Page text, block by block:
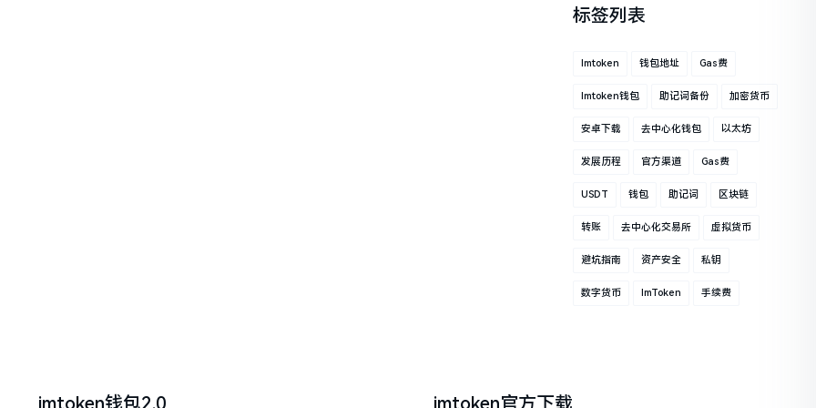
标签列表
Imtoken 钱包地址 Gas费
Imtoken钱包 助记词备份 加密货币
安卓下载 去中心化钱包 以太坊
发展历程 官方渠道 Gas费
USDT 钱包 助记词 区块链
转账 去中心化交易所 虚拟货币
避坑指南 资产安全 私钥
数字货币 ImToken 手续费